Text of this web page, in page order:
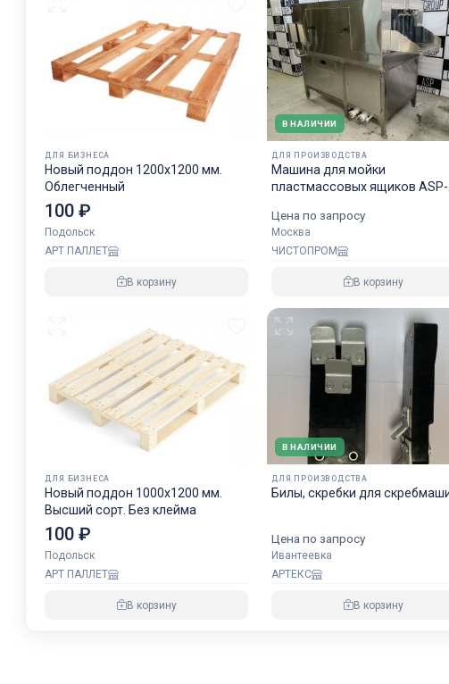
ДЛЯ БИЗНЕСА
Новый поддон 1200х1200 мм.
Облегченный
100 ₽
Подольск
АРТ ПАЛЛЕТ
В корзину
В НАЛИЧИИ
ДЛЯ ПРОИЗВОДСТВА
Машина для мойки
пластмассовых ящиков ASP-
Цена по запросу
Москва
ЧИСТОПРОМ
В корзину
ДЛЯ БИЗНЕСА
Новый поддон 1000х1200 мм.
Высший сорт. Без клейма
100 ₽
Подольск
АРТ ПАЛЛЕТ
В корзину
В НАЛИЧИИ
ДЛЯ ПРОИЗВОДСТВА
Билы, скребки для
Цена по запросу
Ивантеевка
АРТЕКС
В корзину